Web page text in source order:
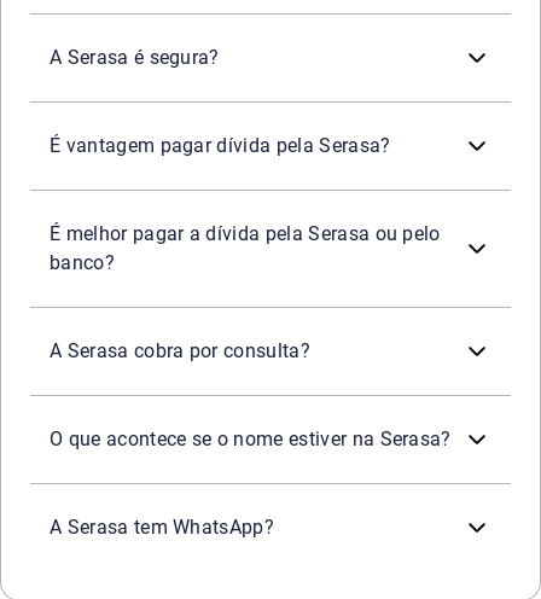
A Serasa é segura?
É vantagem pagar dívida pela Serasa?
É melhor pagar a dívida pela Serasa ou pelo
banco?
A Serasa cobra por consulta?
O que acontece se o nome estiver na Serasa?
A Serasa tem WhatsApp?